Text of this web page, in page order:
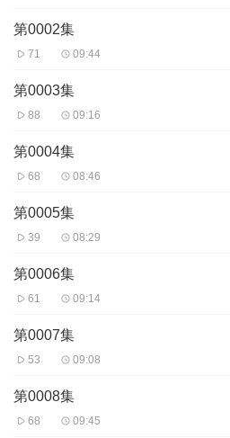
第0002集
71 09:44
第0003集
88 09:16
第0004集
68 08:46
第0005集
39 08:29
第0006集
61 09:14
第0007集
53 09:08
第0008集
68 09:45